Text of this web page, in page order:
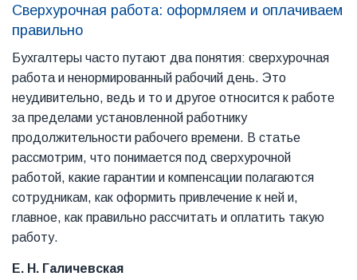
Сверхурочная работа: оформляем и оплачиваем
правильно
Бухгалтеры часто путают два понятия: сверхурочная
работа и ненормированный рабочий день. Это
неудивительно, ведь и то и другое относится к работе
за пределами установленной работнику
продолжительности рабочего времени. В статье
рассмотрим, что понимается под сверхурочной
работой, какие гарантии и компенсации полагаются
сотрудникам, как оформить привлечение к ней и,
главное, как правильно рассчитать и оплатить такую
работу.
Е. Н. Галичевская